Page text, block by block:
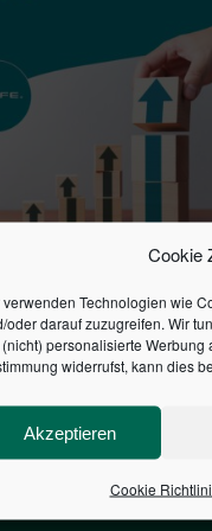
Cookie
verwenden Technologien wie
oder darauf zuzugreifen. Wir
personalisierte Werbung
widerrufst, kann dies
Akzeptieren
Cookie
BWL